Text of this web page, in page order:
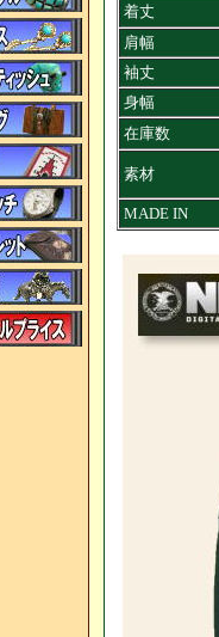
着丈
肩幅
袖丈
身幅
在庫数
素材
MADE IN